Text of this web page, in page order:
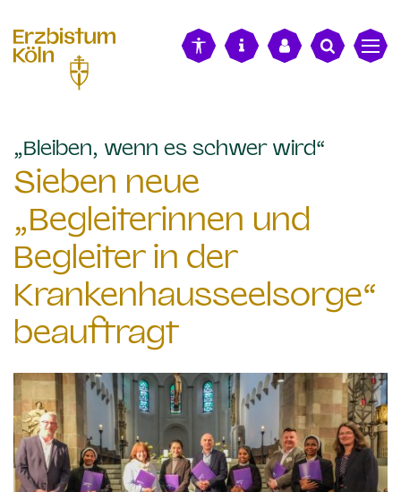
„Bleiben, wenn es schwer wird“
Sieben neue
„Begleiterinnen und
Begleiter in der
Krankenhausseelsorge“
beauftragt